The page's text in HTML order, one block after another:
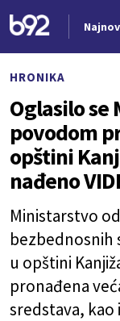
HRONIKA
Oglasilo se
povodom
opštini
nađeno
Ministarstvo
bezbednosnih
u opštini
pronađena
sredstava,